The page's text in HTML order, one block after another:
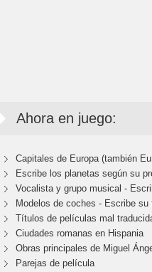
Ahora en juego:
Capitales de Europa (también
Escribe los planetas según su
Vocalista y grupo musical -
Modelos de coches - Escribe su
Títulos de películas mal
Ciudades romanas en Hispania
Obras principales de Miguel
Parejas de película